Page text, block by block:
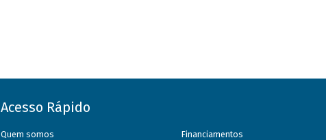
Acesso Rápido
Quem somos Financiamentos